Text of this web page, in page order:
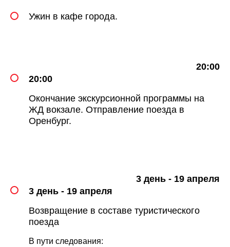
Ужин в кафе города.
20:00
20:00
Окончание экскурсионной программы на
ЖД вокзале. Отправление поезда в
Оренбург.
3 день - 19 апреля
3 день - 19 апреля
Возвращение в составе туристического
поезда
В пути следования: